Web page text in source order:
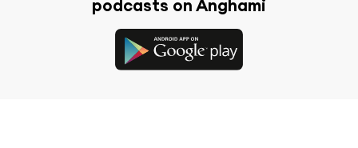
podcasts on Anghami